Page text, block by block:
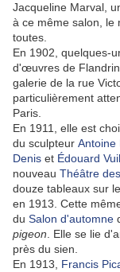
Jacqueline Marval,
à ce même salon, le
toutes.
En 1902, quelques-
d'œuvres de Flandrin,
galerie de la rue
particulièrement
Paris.
En 1911, elle est
du sculpteur Antoine
Denis et Édouard
nouveau Théâtre
douze tableaux sur
en 1913. Cette
du Salon d'automne
pigeon . Elle se lie
près du sien.
En 1913, Francis